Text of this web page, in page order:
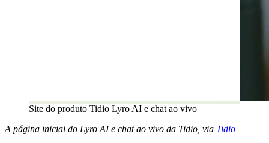
Site do produto Tidio Lyro AI e chat ao vivo
A página inicial do Lyro AI e chat ao vivo da Tidio, via Tidio